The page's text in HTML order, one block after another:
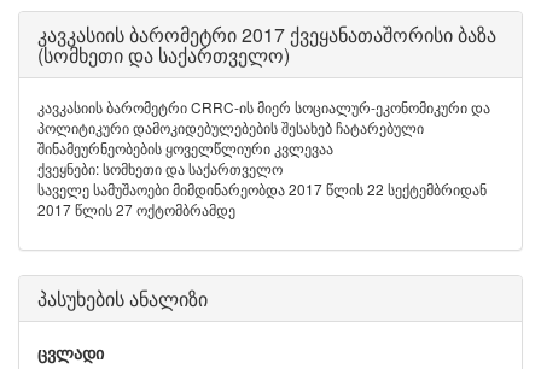
კავკასიის ბარომეტრი 2017 ქვეყანათაშორისი ბაზა
(სომხეთი და საქართველო)
კავკასიის ბარომეტრი CRRC-ის მიერ სოციალურ-ეკონომიკური და
პოლიტიკური დამოკიდებულებების შესახებ ჩატარებული
შინამეურნეობების ყოველწლიური კვლევაა
ქვეყნები: სომხეთი და საქართველო
საველე სამუშაოები მიმდინარეობდა 2017 წლის 22 სექტემბრიდან
2017 წლის 27 ოქტომბრამდე
პასუხების ანალიზი
ცვლადი